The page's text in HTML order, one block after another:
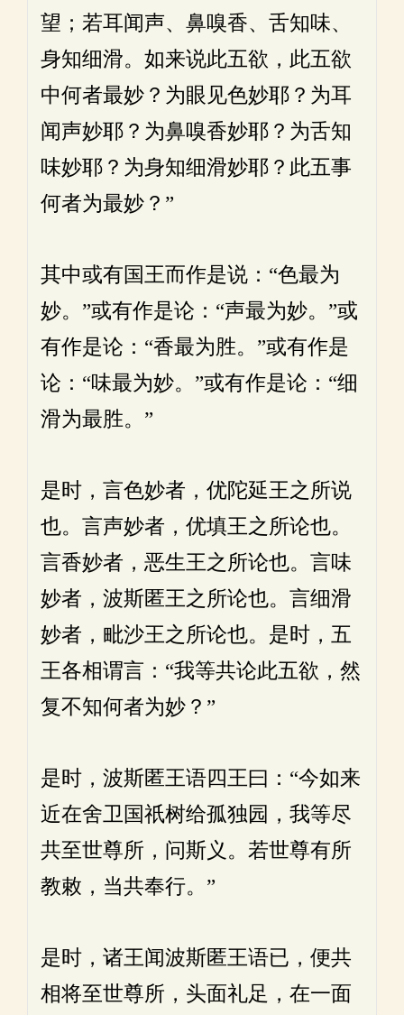
望；若耳闻声、鼻嗅香、舌知味、
身知细滑。如来说此五欲，此五欲
中何者最妙？为眼见色妙耶？为耳
闻声妙耶？为鼻嗅香妙耶？为舌知
味妙耶？为身知细滑妙耶？此五事
何者为最妙？”
其中或有国王而作是说：“色最为
妙。”或有作是论：“声最为妙。”或
有作是论：“香最为胜。”或有作是
论：“味最为妙。”或有作是论：“细
滑为最胜。”
是时，言色妙者，优陀延王之所说
也。言声妙者，优填王之所论也。
言香妙者，恶生王之所论也。言味
妙者，波斯匿王之所论也。言细滑
妙者，毗沙王之所论也。是时，五
王各相谓言：“我等共论此五欲，然
复不知何者为妙？”
是时，波斯匿王语四王曰：“今如来
近在舍卫国祇树给孤独园，我等尽
共至世尊所，问斯义。若世尊有所
教敕，当共奉行。”
是时，诸王闻波斯匿王语已，便共
相将至世尊所，头面礼足，在一面